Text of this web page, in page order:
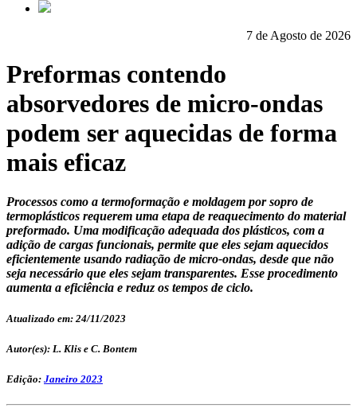
7 de Agosto de 2026
Preformas contendo
absorvedores de micro-ondas
podem ser aquecidas de forma
mais eficaz
Processos como a termoformação e moldagem por sopro de
termoplásticos requerem uma etapa de reaquecimento do material
preformado. Uma modificação adequada dos plásticos, com a
adição de cargas funcionais, permite que eles sejam aquecidos
eficientemente usando radiação de micro-ondas, desde que não
seja necessário que eles sejam transparentes. Esse procedimento
aumenta a eficiência e reduz os tempos de ciclo.
Atualizado em: 24/11/2023
Autor(es): L. Klis e C. Bontem
Edição: Janeiro 2023